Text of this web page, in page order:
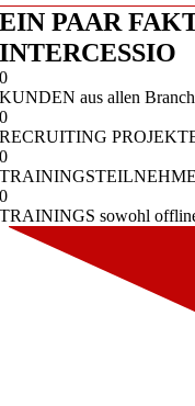
EIN PAAR
INTERCESSIO
0
KUNDEN aus allen
0
RECRUITING
0
0
TRAININGS sowohl